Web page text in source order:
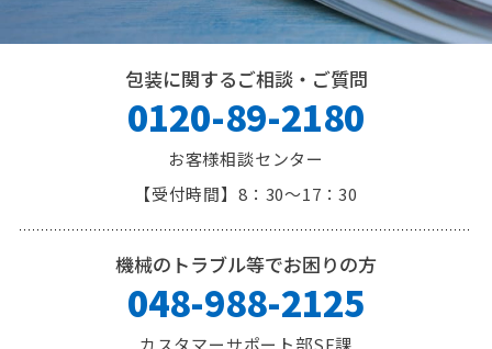
包装に関するご相談・ご質問
0120-89-2180
お客様相談センター
8：30～17：30
機械のトラブル等でお困りの方
048-988-2125
カスタマーサポート部SE課